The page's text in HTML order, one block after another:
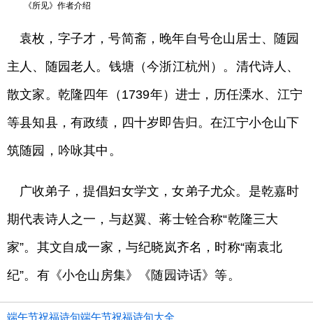
《所见》作者介绍
袁枚，字子才，号简斋，晚年自号仓山居士、随园
主人、随园老人。钱塘（今浙江杭州）。清代诗人、
散文家。乾隆四年（1739年）进士，历任溧水、江宁
等县知县，有政绩，四十岁即告归。在江宁小仓山下
筑随园，吟咏其中。
广收弟子，提倡妇女学文，女弟子尤众。是乾嘉时
期代表诗人之一，与赵翼、蒋士铨合称“乾隆三大
家”。其文自成一家，与纪晓岚齐名，时称“南袁北
纪”。有《小仓山房集》《随园诗话》等。
端午节祝福诗句端午节祝福诗句大全